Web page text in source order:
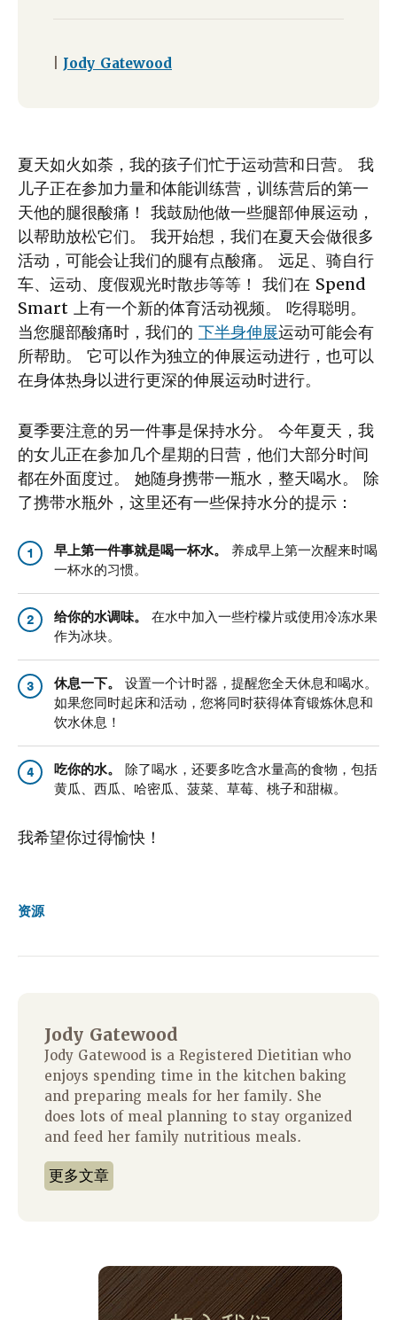
Jody Gatewood
夏天如火如荼，我的孩子们忙于运动营和日营。 我
儿子正在参加力量和体能训练营，训练营后的第一
天他的腿很酸痛！ 我鼓励他做一些腿部伸展运动，
以帮助放松它们。 我开始想，我们在夏天会做很多
活动，可能会让我们的腿有点酸痛。 远足、骑自行
车、运动、度假观光时散步等等！ 我们在 Spend
Smart 上有一个新的体育活动视频。 吃得聪明。
当您腿部酸痛时，我们的 下半身伸展运动可能会有
所帮助。 它可以作为独立的伸展运动进行，也可以
在身体热身以进行更深的伸展运动时进行。
夏季要注意的另一件事是保持水分。 今年夏天，我
的女儿正在参加几个星期的日营，他们大部分时间
都在外面度过。 她随身携带一瓶水，整天喝水。 除
了携带水瓶外，这里还有一些保持水分的提示：
1 早上第一件事就是喝一杯水。 养成早上第一次醒来时喝
一杯水的习惯。
2 给你的水调味。
在水中加入一些柠檬片或使用冷冻水果
作为冰块。
3 休息一下。
设置一个计时器，提醒您全天休息和喝水。
如果您同时起床和活动，您将同时获得体育锻炼休息和
饮水休息！
4 吃你的水。
除了喝水，还要多吃含水量高的食物，包括
黄瓜、西瓜、哈密瓜、菠菜、草莓、桃子和甜椒。
我希望你过得愉快！
资源
Jody Gatewood
Jody Gatewood is a Registered Dietitian who
enjoys spending time in the kitchen baking
and preparing meals for her family. She
does lots of meal planning to stay organized
and feed her family nutritious meals.
更多文章